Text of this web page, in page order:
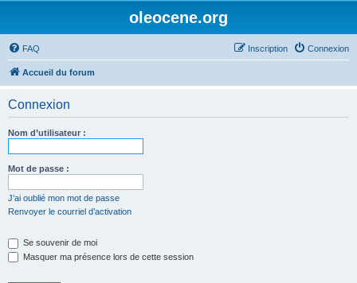
oleocene.org
FAQ Connexion
Inscription
Accueil du forum
Connexion
Nom d’utilisateur :
Mot de passe :
J’ai oublié mon mot de passe
Renvoyer le courriel d’activation
Se souvenir de moi
Masquer ma présence lors de cette session